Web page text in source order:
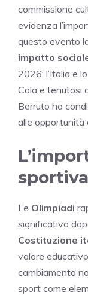
commissione
evidenza
questo evento
impatto
2026: l’Italia e
Cola e tenutosi
Berruto ha
alle opportunità
sportiva
Le Olimpiadi
significativo
Costituzione
valore
cambiamento
sport come